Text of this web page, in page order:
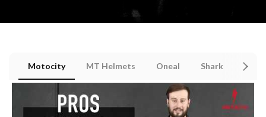
Motocity MT Helmets Oneal Shark